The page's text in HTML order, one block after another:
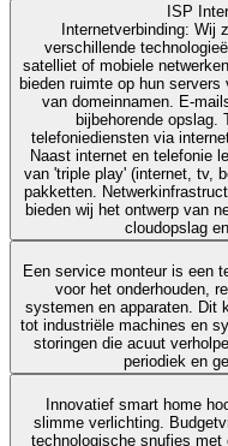
ISP
Internetverbinding: Wij
verschillende
satelliet of mobiele
bieden ruimte op hun
van domeinnamen. E-
bijbehorende opslag.
telefoniediensten via
Naast internet en telefonie
van 'triple play' (internet, tv,
pakketten.
bieden wij het ontwerp van
cloudopslag
Een service monteur is een
voor het onderhouden,
systemen en apparaten. Dit
tot industriële machines en
storingen die acuut
periodiek en
Innovatief smart home
slimme verlichting. Budgetvriendelijke
technologische snufjes